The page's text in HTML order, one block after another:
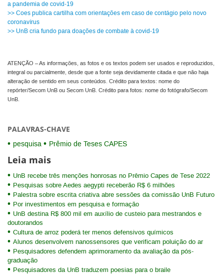
a pandemia de covid-19
>> Coes publica cartilha com orientações em caso de contágio pelo novo
coronavírus
>> UnB cria fundo para doações de combate à covid-19
ATENÇÃO – As informações, as fotos e os textos podem ser usados e reproduzidos,
integral ou parcialmente, desde que a fonte seja devidamente citada e que não haja
alteração de sentido em seus conteúdos. Crédito para textos: nome do
repórter/Secom UnB ou Secom UnB. Crédito para fotos: nome do fotógrafo/Secom
UnB.
PALAVRAS-CHAVE
pesquisa Prêmio de Teses CAPES
Leia mais
UnB recebe três menções honrosas no Prêmio Capes de Tese 2022
Pesquisas sobre Aedes aegypti receberão R$ 6 milhões
Palestra sobre escrita criativa abre sessões da comissão UnB Futuro
Por investimentos em pesquisa e formação
UnB destina R$ 800 mil em auxílio de custeio para mestrandos e
doutorandos
Cultura de arroz poderá ter menos defensivos químicos
Alunos desenvolvem nanossensores que verificam poluição do ar
Pesquisadores defendem aprimoramento da avaliação da pós-
graduação
Pesquisadores da UnB traduzem poesias para o braile